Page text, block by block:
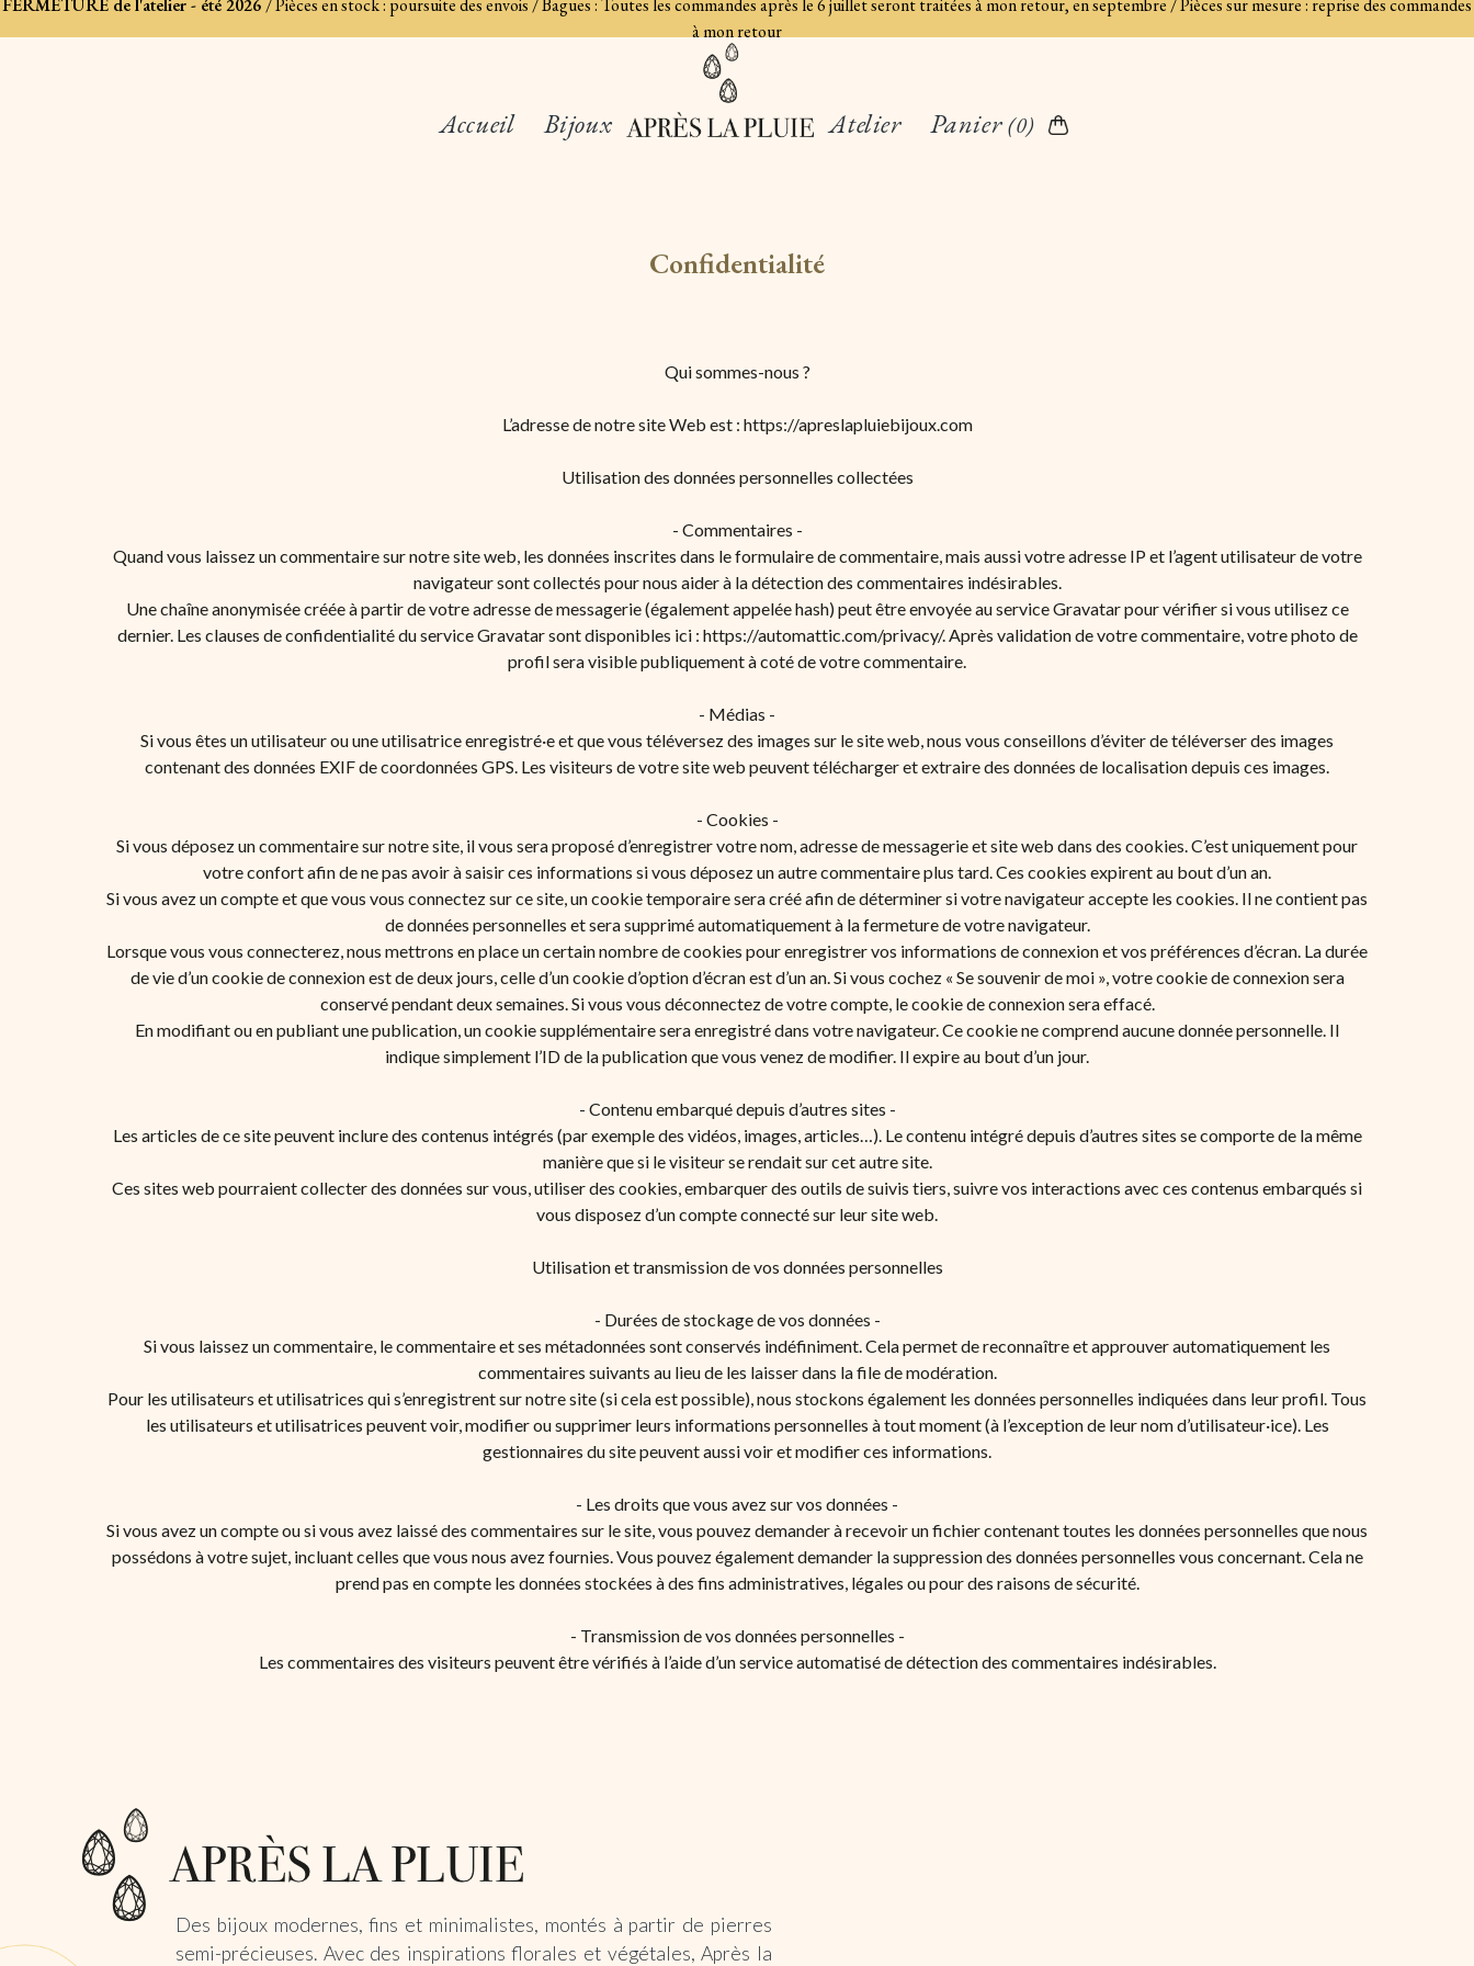
FERMETURE de l'atelier - été 2026 / Pièces en stock : poursuite des envois / Bagues : Toutes les commandes après le 6 juillet seront traitées à mon retour, en septembre / Pièces sur mesure : reprise des commandes
à mon retour
Accueil Bijoux Atelier Panier(0)
Confidentialité
Qui sommes-nous ?
L’adresse de notre site Web est : https://apreslapluiebijoux.com
Utilisation des données personnelles collectées
- Commentaires -
Quand vous laissez un commentaire sur notre site web, les données inscrites dans le formulaire de commentaire, mais aussi votre adresse IP et l’agent utilisateur de votre
navigateur sont collectés pour nous aider à la détection des commentaires indésirables.
Une chaîne anonymisée créée à partir de votre adresse de messagerie (également appelée hash) peut être envoyée au service Gravatar pour vérifier si vous utilisez ce
dernier. Les clauses de confidentialité du service Gravatar sont disponibles ici : https://automattic.com/privacy/. Après validation de votre commentaire, votre photo de
profil sera visible publiquement à coté de votre commentaire.
- Médias -
Si vous êtes un utilisateur ou une utilisatrice enregistré·e et que vous téléversez des images sur le site web, nous vous conseillons d’éviter de téléverser des images
contenant des données EXIF de coordonnées GPS. Les visiteurs de votre site web peuvent télécharger et extraire des données de localisation depuis ces images.
- Cookies -
Si vous déposez un commentaire sur notre site, il vous sera proposé d’enregistrer votre nom, adresse de messagerie et site web dans des cookies. C’est uniquement pour
votre confort afin de ne pas avoir à saisir ces informations si vous déposez un autre commentaire plus tard. Ces cookies expirent au bout d’un an.
Si vous avez un compte et que vous vous connectez sur ce site, un cookie temporaire sera créé afin de déterminer si votre navigateur accepte les cookies. Il ne contient pas
de données personnelles et sera supprimé automatiquement à la fermeture de votre navigateur.
Lorsque vous vous connecterez, nous mettrons en place un certain nombre de cookies pour enregistrer vos informations de connexion et vos préférences d’écran. La durée
de vie d’un cookie de connexion est de deux jours, celle d’un cookie d’option d’écran est d’un an. Si vous cochez « Se souvenir de moi », votre cookie de connexion sera
conservé pendant deux semaines. Si vous vous déconnectez de votre compte, le cookie de connexion sera effacé.
En modifiant ou en publiant une publication, un cookie supplémentaire sera enregistré dans votre navigateur. Ce cookie ne comprend aucune donnée personnelle. Il
indique simplement l’ID de la publication que vous venez de modifier. Il expire au bout d’un jour.
- Contenu embarqué depuis d’autres sites -
Les articles de ce site peuvent inclure des contenus intégrés (par exemple des vidéos, images, articles…). Le contenu intégré depuis d’autres sites se comporte de la même
manière que si le visiteur se rendait sur cet autre site.
Ces sites web pourraient collecter des données sur vous, utiliser des cookies, embarquer des outils de suivis tiers, suivre vos interactions avec ces contenus embarqués si
vous disposez d’un compte connecté sur leur site web.
Utilisation et transmission de vos données personnelles
- Durées de stockage de vos données -
Si vous laissez un commentaire, le commentaire et ses métadonnées sont conservés indéfiniment. Cela permet de reconnaître et approuver automatiquement les
commentaires suivants au lieu de les laisser dans la file de modération.
Pour les utilisateurs et utilisatrices qui s’enregistrent sur notre site (si cela est possible), nous stockons également les données personnelles indiquées dans leur profil. Tous
les utilisateurs et utilisatrices peuvent voir, modifier ou supprimer leurs informations personnelles à tout moment (à l’exception de leur nom d’utilisateur·ice). Les
gestionnaires du site peuvent aussi voir et modifier ces informations.
- Les droits que vous avez sur vos données -
Si vous avez un compte ou si vous avez laissé des commentaires sur le site, vous pouvez demander à recevoir un fichier contenant toutes les données personnelles que nous
possédons à votre sujet, incluant celles que vous nous avez fournies. Vous pouvez également demander la suppression des données personnelles vous concernant. Cela ne
prend pas en compte les données stockées à des fins administratives, légales ou pour des raisons de sécurité.
- Transmission de vos données personnelles -
Les commentaires des visiteurs peuvent être vérifiés à l’aide d’un service automatisé de détection des commentaires indésirables.
Des bijoux modernes, fins et minimalistes, montés à partir de pierres
semi-précieuses. Avec des inspirations florales et végétales, Après la